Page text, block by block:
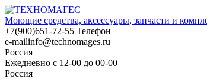
Моющие средства, аксессуары, запчасти и
+7(900)651-72-55 Телефон
e-mailinfo@technomages.ru
Россия
Ежедневно с 12-00 до 00-00
Россия